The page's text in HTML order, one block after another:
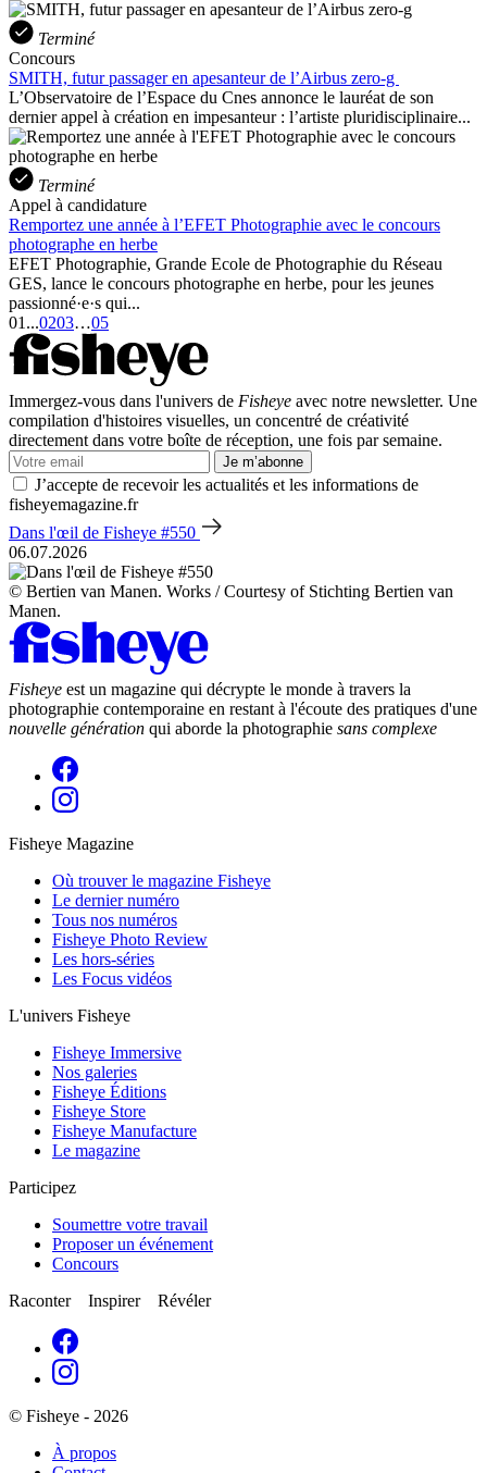
Terminé
Concours
SMITH, futur passager en apesanteur de l’Airbus zero-g
L’Observatoire de l’Espace du Cnes annonce le lauréat de son
dernier appel à création en impesanteur : l’artiste pluridisciplinaire...
Terminé
Appel à candidature
Remportez une année à l’EFET Photographie avec le concours
photographe en herbe
EFET Photographie, Grande Ecole de Photographie du Réseau
GES, lance le concours photographe en herbe, pour les jeunes
passionné·e·s qui...
01 ...0203…05
Immergez-vous dans l'univers de Fisheye avec notre newsletter. Une
compilation d'histoires visuelles, un concentré de créativité
directement dans votre boîte de réception, une fois par semaine.
Je m’abonne
J’accepte de recevoir les actualités et les informations de
fisheyemagazine.fr
Dans l'œil de Fisheye #550
06.07.2026
© Bertien van Manen. Works / Courtesy of Stichting Bertien van
Manen.
Fisheye est un magazine qui décrypte le monde à travers la
photographie contemporaine en restant à l'écoute des pratiques d'une
nouvelle génération qui aborde la photographie sans complexe
Fisheye Magazine
Où trouver le magazine Fisheye
Le dernier numéro
Tous nos numéros
Fisheye Photo Review
Les hors-séries
Les Focus vidéos
L'univers Fisheye
Fisheye Immersive
Nos galeries
Fisheye Éditions
Fisheye Store
Fisheye Manufacture
Le magazine
Participez
Soumettre votre travail
Proposer un événement
Concours
Raconter Inspirer Révéler
© Fisheye - 2026
À propos